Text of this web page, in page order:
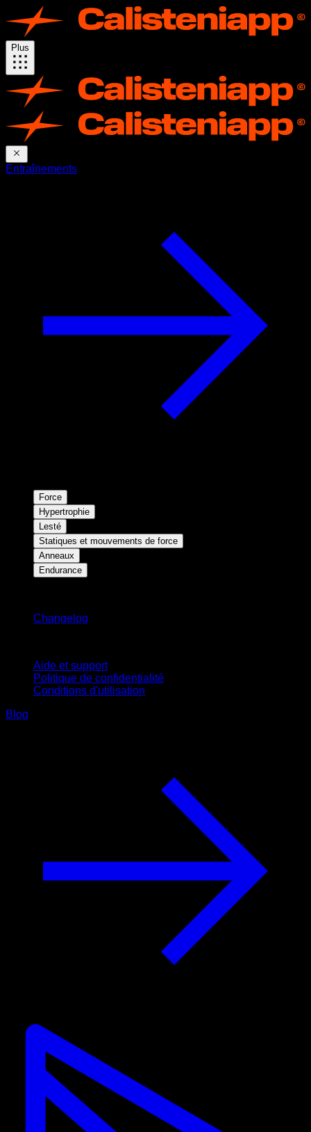
Plus
Entraînements
Force
Hypertrophie
Lesté
Statiques et mouvements de force
Anneaux
Endurance
Changelog
Aide et support
Politique de confidentialité
Conditions d'utilisation
Blog